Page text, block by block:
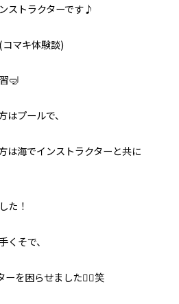
ストラクターです♪
マキ体験談)
🤿
はプールで、
は海でインストラクターと共に
た！
そで、
を困らせました✌🏻笑